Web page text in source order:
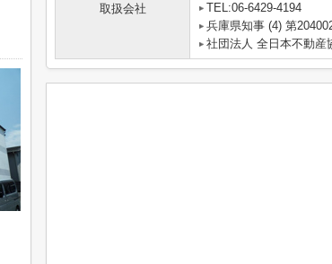
取扱会社
TEL:06-6429-4194
兵庫県知事 (4) 第
社団法人 全日本不動産